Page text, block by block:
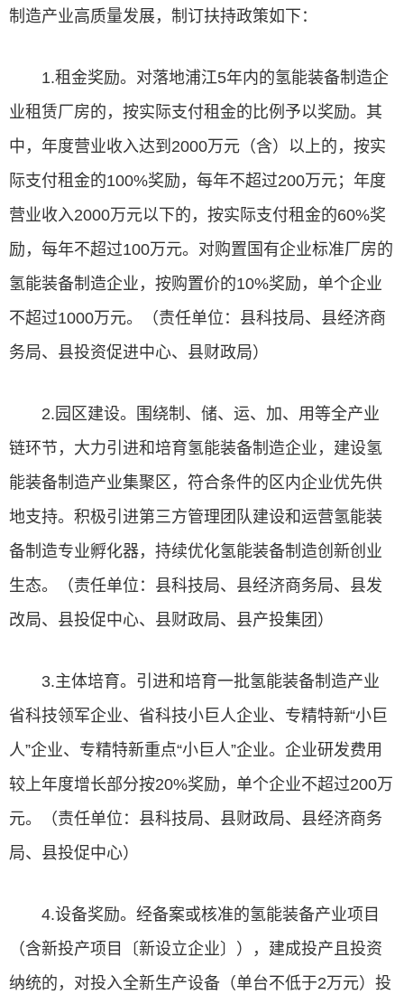
制造产业高质量发展，制订扶持政策如下：
1.租金奖励。对落地浦江5年内的氢能装备制造企
业租赁厂房的，按实际支付租金的比例予以奖励。其
中，年度营业收入达到2000万元（含）以上的，按实
际支付租金的100%奖励，每年不超过200万元；年度
营业收入2000万元以下的，按实际支付租金的60%奖
励，每年不超过100万元。对购置国有企业标准厂房的
氢能装备制造企业，按购置价的10%奖励，单个企业
不超过1000万元。（责任单位：县科技局、县经济商
务局、县投资促进中心、县财政局）
2.园区建设。围绕制、储、运、加、用等全产业
链环节，大力引进和培育氢能装备制造企业，建设氢
能装备制造产业集聚区，符合条件的区内企业优先供
地支持。积极引进第三方管理团队建设和运营氢能装
备制造专业孵化器，持续优化氢能装备制造创新创业
生态。（责任单位：县科技局、县经济商务局、县发
改局、县投促中心、县财政局、县产投集团）
3.主体培育。引进和培育一批氢能装备制造产业
省科技领军企业、省科技小巨人企业、专精特新“小巨
人”企业、专精特新重点“小巨人”企业。企业研发费用
较上年度增长部分按20%奖励，单个企业不超过200万
元。（责任单位：县科技局、县财政局、县经济商务
局、县投促中心）
4.设备奖励。经备案或核准的氢能装备产业项目
（含新投产项目〔新设立企业〕），建成投产且投资
纳统的，对投入全新生产设备（单台不低于2万元）投